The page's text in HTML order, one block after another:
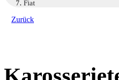
Fiat
Zurück